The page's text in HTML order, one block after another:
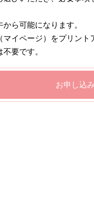
ら可能になります。
イページ）をプリン
要です。
お申し込